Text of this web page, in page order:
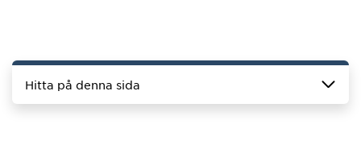
Hitta på denna sida